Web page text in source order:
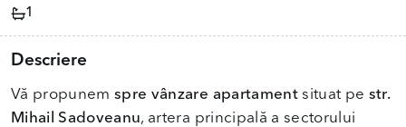
1
Descriere
Vă propunemspre vânzare apartamentsituat pe str.
Mihail Sadoveanu, artera principală a sectorului